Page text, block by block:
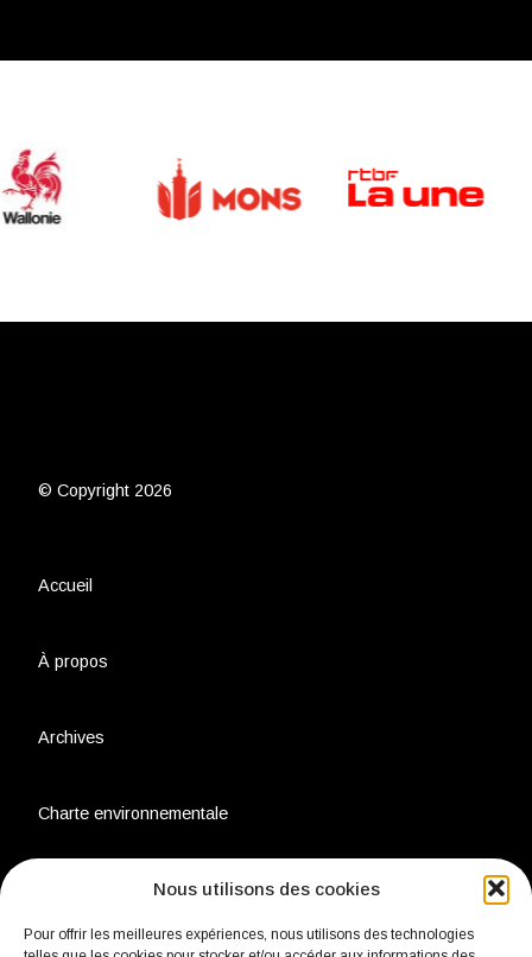
Nous utilisons des cookies
Pour offrir les meilleures expériences, nous utilisons des technologies
© Copyright 2026
Accueil
À propos
Archives
Charte environnementale
Politique de confidentialité